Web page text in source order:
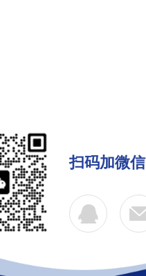
扫码加微信